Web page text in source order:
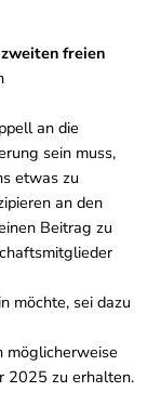
freien
an die
sein muss,
etwas zu
an den
Beitrag zu
möchte, sei dazu
möglicherweise
2025 zu erhalten.